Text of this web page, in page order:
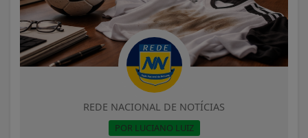
REDE NACIONAL DE NOTÍCIAS
POR LUCIANO LUIZ